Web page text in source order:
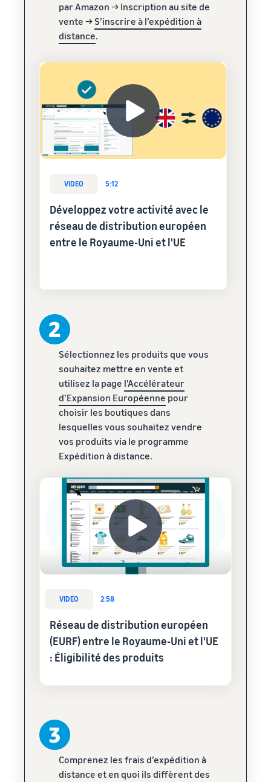
par Amazon → Inscription au site de
vente → S’inscrire à l’expédition à
distance.
VIDEO 5:12
Développez votre activité avec le
réseau de distribution européen
entre le Royaume-Uni et l'UE
Sélectionnez les produits que vous
souhaitez mettre en vente et
utilisez la page l'Accélérateur
d’Expansion Européenne pour
choisir les boutiques dans
lesquelles vous souhaitez vendre
vos produits via le programme
Expédition à distance.
VIDEO 2:58
Réseau de distribution européen
(EURF) entre le Royaume-Uni et l'UE
: Éligibilité des produits
Comprenez les frais d’expédition à
distance et en quoi ils diffèrent des